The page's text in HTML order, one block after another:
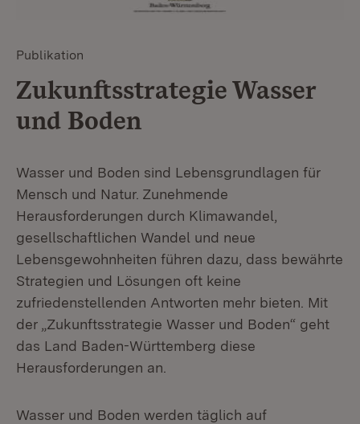
Publikation
Zukunftsstrategie Wasser
und Boden
Wasser und Boden sind Lebensgrundlagen für
Mensch und Natur. Zunehmende
Herausforderungen durch Klimawandel,
gesellschaftlichen Wandel und neue
Lebensgewohnheiten führen dazu, dass bewährte
Strategien und Lösungen oft keine
zufriedenstellenden Antworten mehr bieten. Mit
der „Zukunftsstrategie Wasser und Boden“ geht
das Land Baden-Württemberg diese
Herausforderungen an.
Wasser und Boden werden täglich auf